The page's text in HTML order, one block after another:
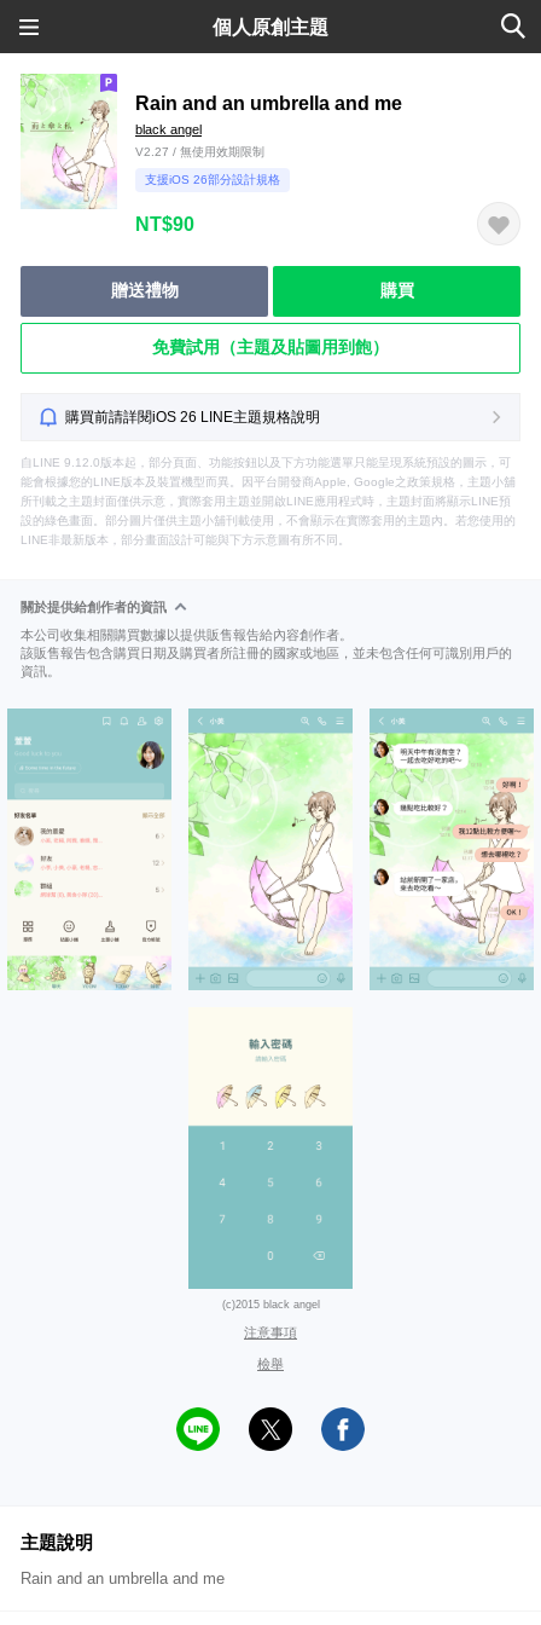
個人原創主題
Rain and an umbrella and me
black angel
V2.27 / 無使用效期限制
支援iOS 26部分設計規格
NT$90
贈送禮物 購買
免費試用（主題及貼圖用到飽）
購買前請詳閱iOS 26 LINE主題規格說明
自LINE 9.12.0版本起，部分頁面、功能按鈕以及下方功能選單只能呈現系統預設的圖示，可
能會根據您的LINE版本及裝置機型而異。因平台開發商Apple, Google之政策規格，主題小舖
所刊載之主題封面僅供示意，實際套用主題並開啟LINE應用程式時，主題封面將顯示LINE預
設的綠色畫面。部分圖片僅供主題小舖刊載使用，不會顯示在實際套用的主題內。若您使用的
LINE非最新版本，部分畫面設計可能與下方示意圖有所不同。
關於提供給創作者的資訊
本公司收集相關購買數據以提供販售報告給內容創作者。
該販售報告包含購買日期及購買者所註冊的國家或地區，並未包含任何可識別用戶的
資訊。
(c)2015 black angel
注意事項
檢舉
主題說明
Rain and an umbrella and me